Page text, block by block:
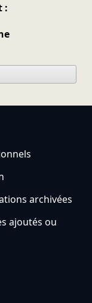
:
archivées
ajoutés ou